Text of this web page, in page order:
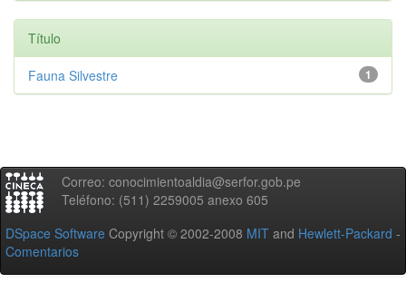
Título
1
Fauna Silvestre
Correo: conocimientoaldia@serfor.gob.pe
Teléfono: (511) 2259005 anexo 605
DSpace Software Copyright © 2002-2008 MIT and Hewlett-Packard -
Comentarios